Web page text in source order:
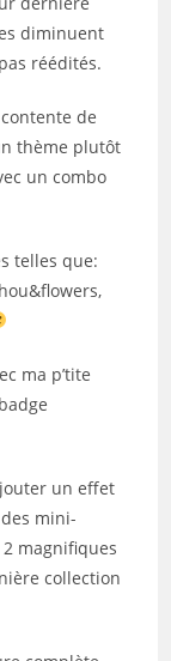
diminuent
réédités.
de
thème plutôt
un combo
telles que:
ma p’tite
un effet
mini-
magnifiques
collection